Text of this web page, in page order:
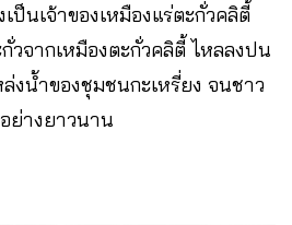
ป็นเจ้าของเหมืองแร่ตะกั่วคลิตี้
จากเหมืองตะกั่วคลิตี้ ไหลลงปน
งน้ำของชุมชนกะเหรี่ยง จนชาว
ย่างยาวนาน